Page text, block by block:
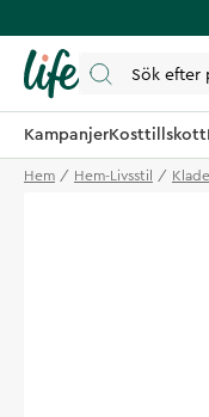
KampanjerKosttillskott
Hem Hem-Livsstil